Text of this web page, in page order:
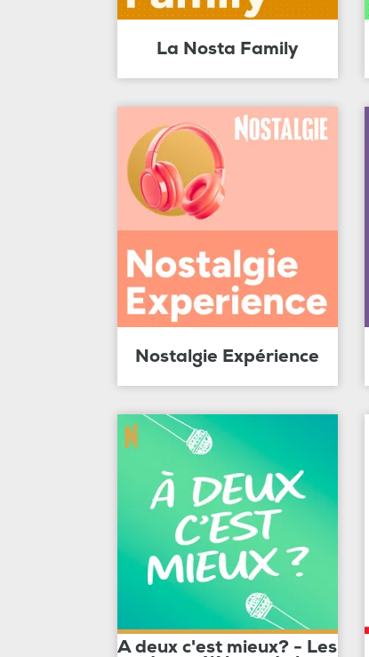
La Nosta Family
Nostalgie Expérience
A deux c'est mieux? - Les